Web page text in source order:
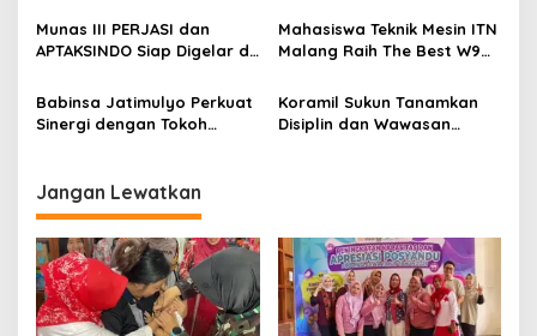
g
a
t
i
n
Imunisasi 2026
Posyandu sebagai Garda
Terdepan Layanan
Kesehatan
Munas III PERJASI dan
APTAKSINDO Siap Digelar di
Semangat Perkuat Tata
Kelola Organisasi
Mahasiswa Teknik Mesin ITN
Malang Raih The Best W9
Vol 3, Buktikan Inovasi
Kampus di Panggung
Nasional
Babinsa Jatimulyo Perkuat
Sinergi dengan Tokoh
Komsos
Koramil Sukun Tanamkan
Disiplin dan Wawasan
Jangan Lewatkan